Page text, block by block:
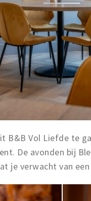
B&B Vol Liefde te
De avonden bij
je verwacht van